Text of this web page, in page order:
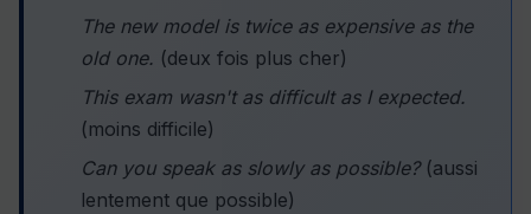
The new model is twice as expensive as the
old one. (deux fois plus cher)
This exam wasn't as difficult as I expected.
(moins difficile)
Can you speak as slowly as possible?(aussi
lentement que possible)